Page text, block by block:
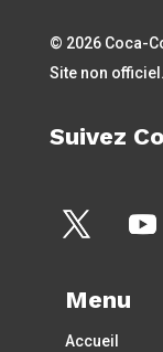
© 2026 Coca-
Site non officiel.
Suivez
Menu
Accueil